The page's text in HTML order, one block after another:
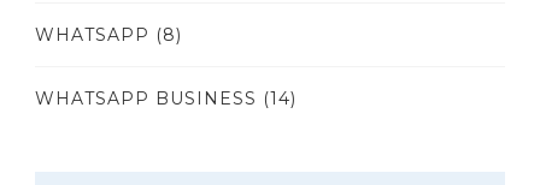
WHATSAPP (8)
WHATSAPP BUSINESS (14)